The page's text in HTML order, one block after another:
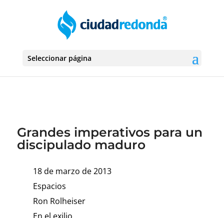
Seleccionar página
Grandes imperativos para un
discipulado maduro
18 de marzo de 2013
Espacios
Ron Rolheiser